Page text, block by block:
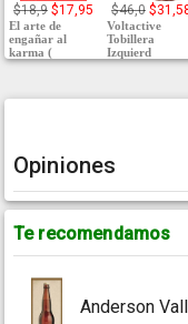
$18,9 $17,95
El arte de
engañar al
karma (
$46,0
Voltactive
Tobillera
Izquierd
Opiniones
Te recomendamos
Anderson